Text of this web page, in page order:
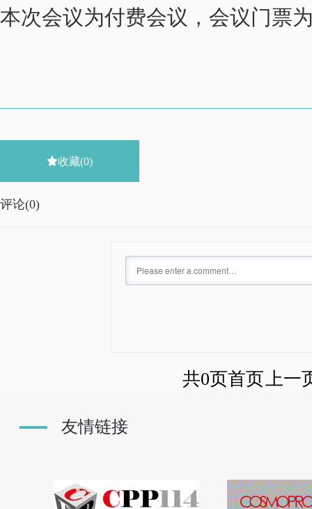
本次会议为付费会议，会议门票
收藏(0)
评论(0)
共0页首页上一
友情链接